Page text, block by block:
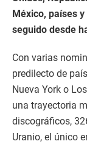
México, países
seguido desde
Con varias
predilecto de
Nueva York o
una trayectoria
discográficos,
Uranio, el único